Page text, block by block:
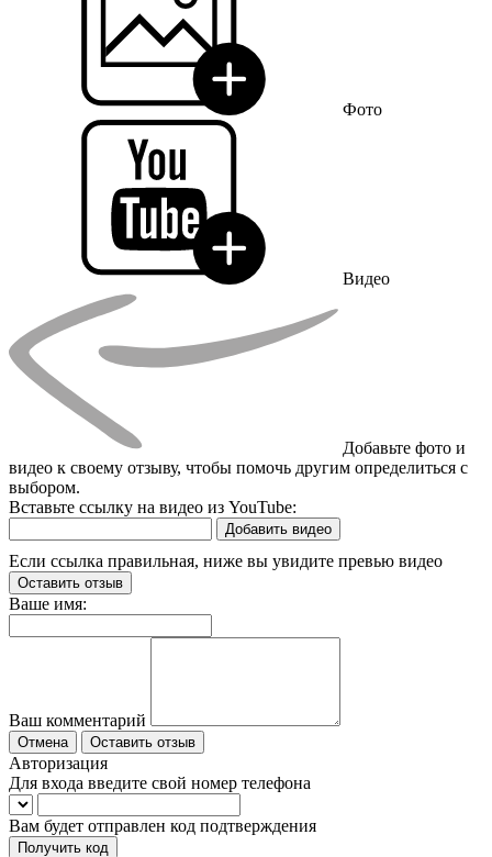
Фото
Видео
Добавьте фото и
видео к своему отзыву, чтобы помочь другим определиться с
выбором.
Вставьте ссылку на видео из YouTube:
Добавить видео
Если ссылка правильная, ниже вы увидите превью видео
Оставить отзыв
Ваше имя:
Ваш комментарий
Отмена Оставить отзыв
Авторизация
Для входа введите свой номер телефона
Вам будет отправлен код подтверждения
Получить код